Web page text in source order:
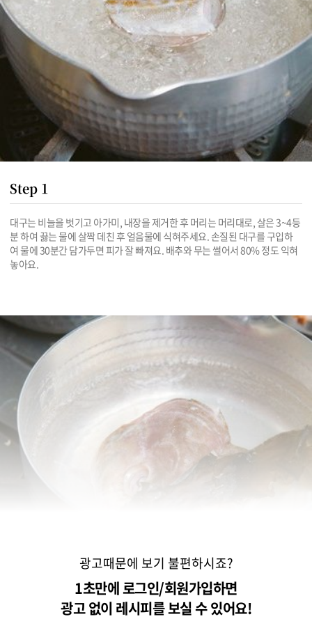
Step 1
대구는 비늘을 벗기고 아가미, 내장을 제거한 후 머리는 머리대로, 살은 3~4등
분 하여 끓는 물에 살짝 데친 후 얼음물에 식혀주세요. 손질된 대구를 구입하
여 물에 30분간 담가두면 피가 잘 빠져요. 배추와 무는 썰어서 80% 정도 익혀
놓아요.
광고때문에 보기 불편하시죠?
1초만에 로그인/회원가입하면
광고 없이 레시피를 보실 수 있어요!